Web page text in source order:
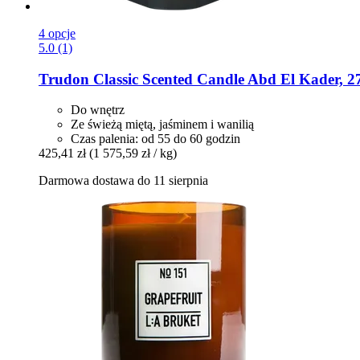
4 opcje
5.0 (1)
Trudon Classic Scented Candle Abd El Kader,
Do wnętrz
Ze świeżą miętą, jaśminem i wanilią
Czas palenia: od 55 do 60 godzin
425,41 zł (1 575,59 zł / kg)
Darmowa dostawa do 11 sierpnia